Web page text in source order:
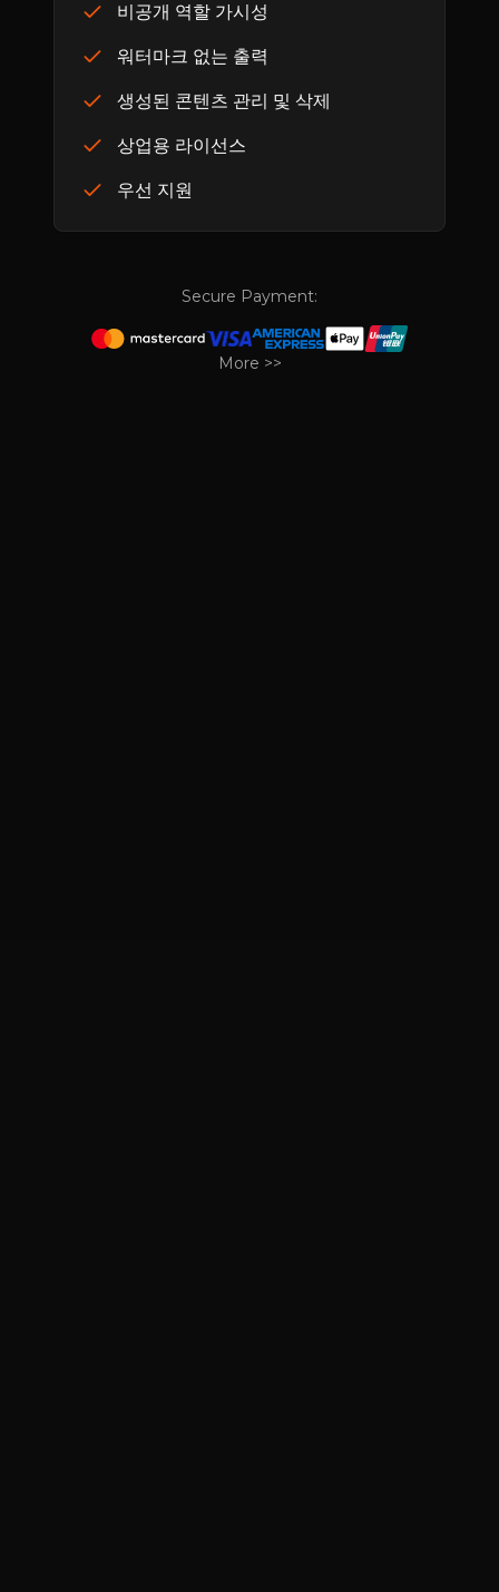
비공개 역할 가시성
워터마크 없는 출력
생성된 콘텐츠 관리 및 삭제
상업용 라이선스
우선 지원
Secure Payment:
More >>